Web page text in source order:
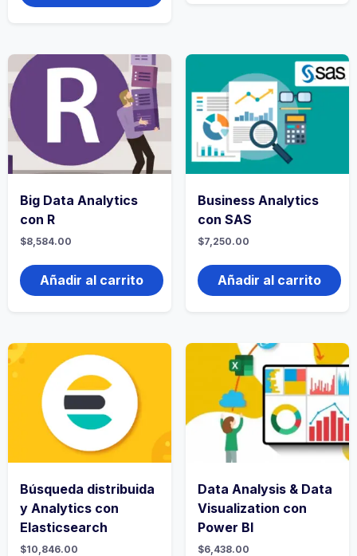
Big Data Analytics
con R
$8,584.00
Añadir al carrito
Business Analytics
con SAS
$7,250.00
Añadir al carrito
Búsqueda distribuida
y Analytics con
Elasticsearch
$10,846.00
Data Analysis & Data
Visualization con
Power BI
$6,438.00